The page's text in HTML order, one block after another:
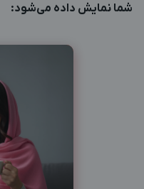
شما نمایش داده می‌شود: